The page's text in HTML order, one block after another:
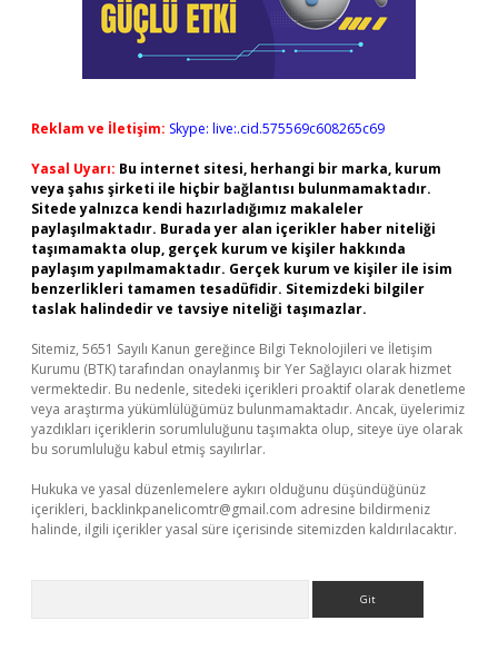
Reklam ve İletişim: Skype: live:.cid.575569c608265c69
Yasal Uyarı: Bu internet sitesi, herhangi bir marka, kurum
veya şahıs şirketi ile hiçbir bağlantısı bulunmamaktadır.
Sitede yalnızca kendi hazırladığımız makaleler
paylaşılmaktadır. Burada yer alan içerikler haber niteliği
taşımamakta olup, gerçek kurum ve kişiler hakkında
paylaşım yapılmamaktadır. Gerçek kurum ve kişiler ile isim
benzerlikleri tamamen tesadüfidir. Sitemizdeki bilgiler
taslak halindedir ve tavsiye niteliği taşımazlar.
Sitemiz, 5651 Sayılı Kanun gereğince Bilgi Teknolojileri ve İletişim
Kurumu (BTK) tarafından onaylanmış bir Yer Sağlayıcı olarak hizmet
vermektedir. Bu nedenle, sitedeki içerikleri proaktif olarak denetleme
veya araştırma yükümlülüğümüz bulunmamaktadır. Ancak, üyelerimiz
yazdıkları içeriklerin sorumluluğunu taşımakta olup, siteye üye olarak
bu sorumluluğu kabul etmiş sayılırlar.
Hukuka ve yasal düzenlemelere aykırı olduğunu düşündüğünüz
içerikleri, backlinkpanelicomtr@gmail.com adresine bildirmeniz
halinde, ilgili içerikler yasal süre içerisinde sitemizden kaldırılacaktır.